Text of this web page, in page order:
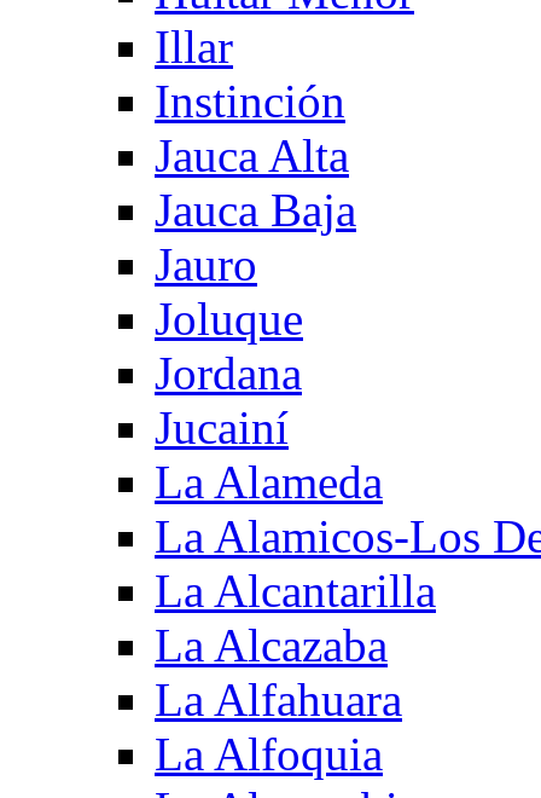
Illar
Instinción
Jauca Alta
Jauca Baja
Jauro
Joluque
Jordana
Jucainí
La Alameda
La Alamicos-Los
La Alcantarilla
La Alcazaba
La Alfahuara
La Alfoquia